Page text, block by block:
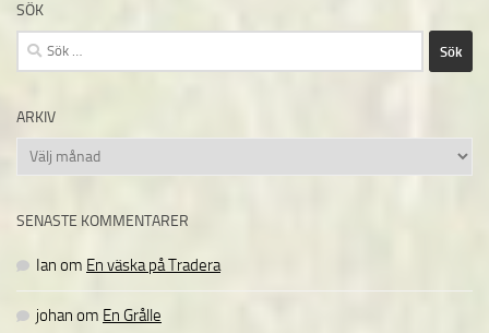
SÖK
Sök
efter:
ARKIV
Arkiv
SENASTE KOMMENTARER
Ian om En väska på Tradera
johan om En Grålle